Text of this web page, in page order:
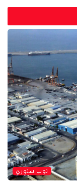
توب ستوري